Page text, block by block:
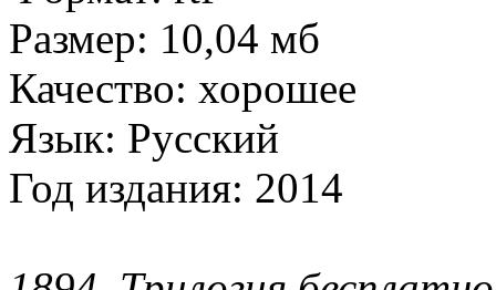
Размер: 10,04 мб
Качество: хорошее
Язык: Русский
Год издания: 2014